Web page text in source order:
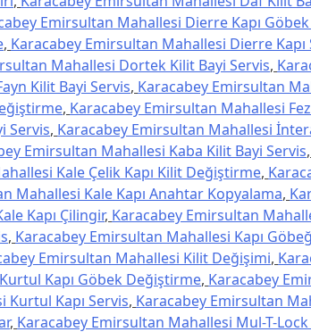
Emirsultan Mahallesi Dierre Kapı
, Karacabey Emirsultan Mahallesi Dierre Kapı
Mahallesi Dortek Kilit Bayi Servis,
Kilit Bayi Servis, Karacabey Emirsultan
, Karacabey Emirsultan Mahallesi
Servis, Karacabey Emirsultan Mahallesi
Emirsultan Mahallesi Kaba Kilit Bayi Servis,
Kale Çelik Kapı Kilit Değiştirme,
Mahallesi Kale Kapı Anahtar Kopyalama,
Kapı Çilingir, Karacabey Emirsultan
, Karacabey Emirsultan Mahallesi Kapı
Emirsultan Mahallesi Kilit Değişimi,
Kapı Göbek Değiştirme, Karacabey
Kapı Servis, Karacabey Emirsultan
, Karacabey Emirsultan Mahallesi Mul-T-Lock